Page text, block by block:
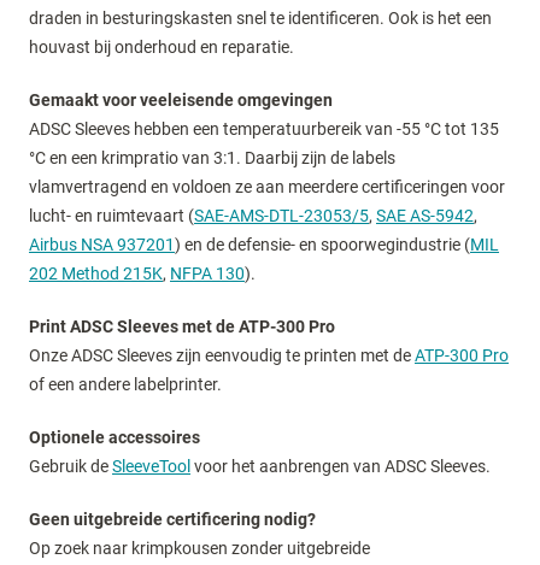
draden in besturingskasten snel te identificeren. Ook is het een
houvast bij onderhoud en reparatie.
Gemaakt voor veeleisende omgevingen
ADSC Sleeves hebben een temperatuurbereik van -55 °C tot 135
°C en een krimpratio van 3:1. Daarbij zijn de labels
vlamvertragend en voldoen ze aan meerdere certificeringen voor
lucht- en ruimtevaart (SAE-AMS-DTL-23053/5, SAE AS-5942,
Airbus NSA 937201) en de defensie- en spoorwegindustrie (MIL
202 Method 215K, NFPA 130).
Print ADSC Sleeves met de ATP-300 Pro
Onze ADSC Sleeves zijn eenvoudig te printen met deATP-300 Pro
of een andere labelprinter.
Optionele accessoires
Gebruik deSleeveTool voor het aanbrengen van ADSC Sleeves.
Geen uitgebreide certificering nodig?
Op zoek naar krimpkousen zonder uitgebreide